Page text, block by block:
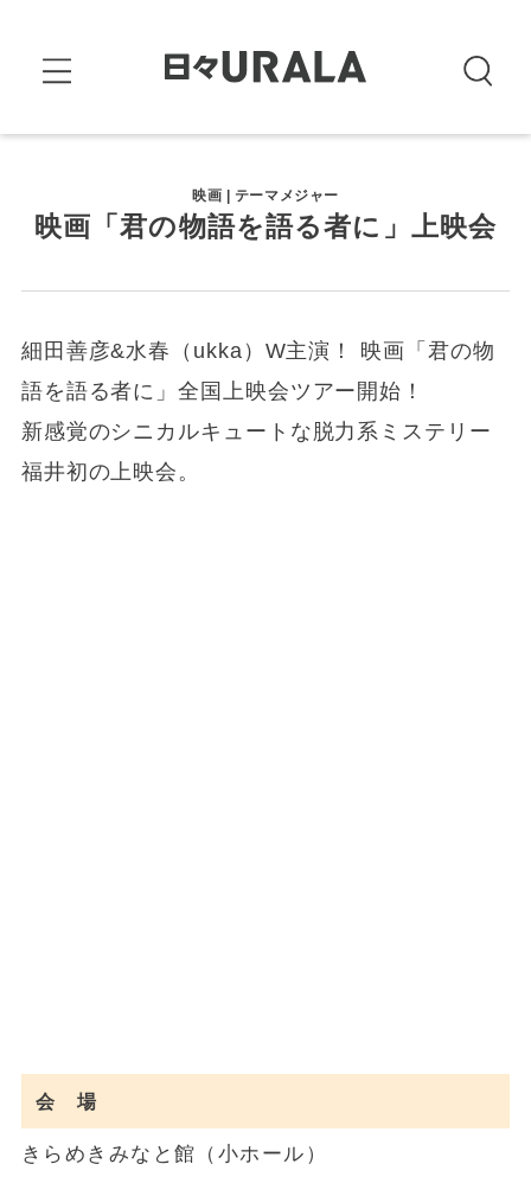
映画 | テーマメジャー
映画「君の物語を語る者に」上映会
細田善彦&水春（ukka）W主演！ 映画「君の物
語を語る者に」全国上映会ツアー開始！
新感覚のシニカルキュートな脱力系ミステリー
福井初の上映会。
会 場
きらめきみなと館（小ホール）